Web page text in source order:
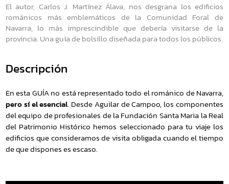
El autor, Carlos J. Martínez Álava, nos desgrana los edificios
románicos más emblemáticos de la Comunidad Foral de
Navarra, lo más imprescindible que debería visitarse de la
provincia. Una guía de bolsillo diseñada para todos los públicos.
Descripción
En esta GUÍA no está representado todo el románico de Navarra,
pero sí el esencial. Desde Aguilar de Campoo, los componentes
del equipo de profesionales de la Fundación Santa Maria la Real
del Patrimonio Histórico hemos seleccionado para tu viaje los
edificios que consideramos de visita obligada cuando el tiempo
de que dispones es escaso.